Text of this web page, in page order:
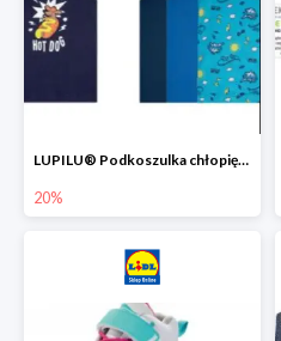
LUPILU® Podkoszulka chłopięca z bawełny -20%
20%